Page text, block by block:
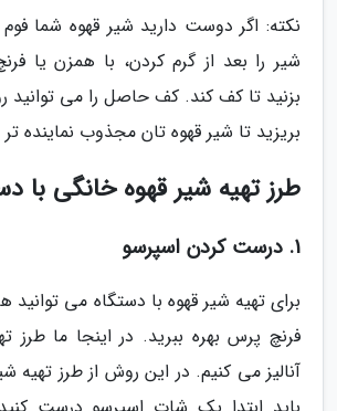
نکته: اگر دوست دارید شیر قهوه شما فوم
شیر را بعد از گرم کردن، با همزن یا
بزنید تا کف کند. کف حاصل را می توانید
بریزید تا شیر قهوه تان مجذوب نماینده
طرز تهیه شیر قهوه خانگی با
1. درست کردن اسپرسو
برای تهیه شیر قهوه با دستگاه می توانید
فرنچ پرس بهره ببرید. در اینجا ما طرز
آنالیز می کنیم. در این روش از طرز تهیه